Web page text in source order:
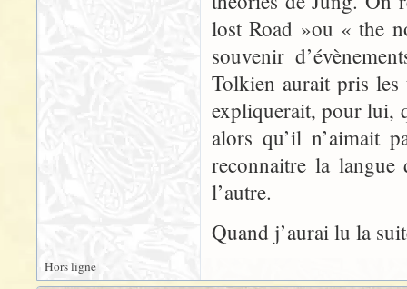
lost Road »ou « the
souvenir
Tolkien aurait pris les
expliquerait, pour lui,
alors qu’il n’aimait
reconnaitre la langue
l’autre.
Quand j’aurai lu la
Hors ligne